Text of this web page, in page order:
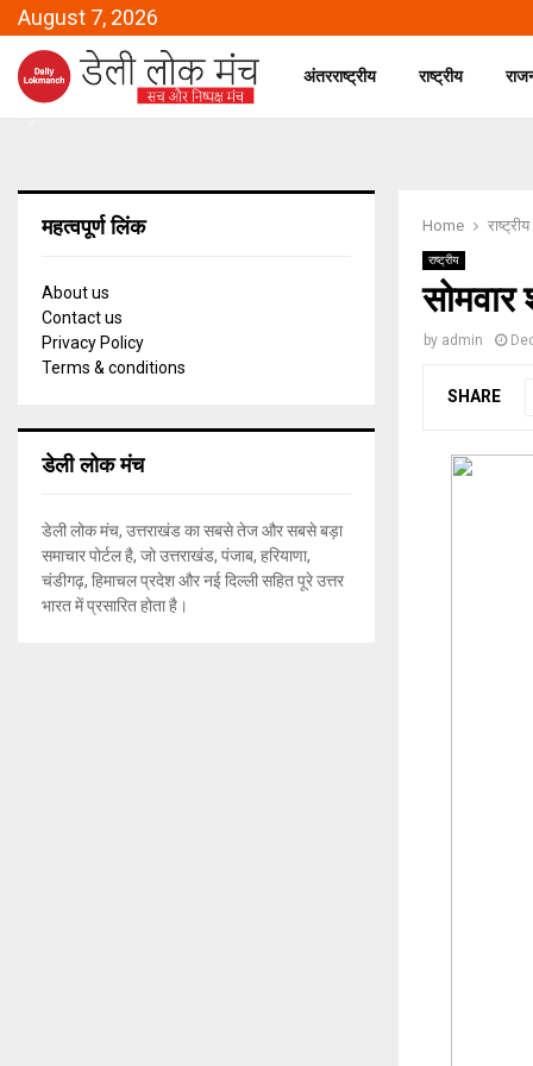
August 7, 2026
अंतरराष्ट्रीय राष्ट्रीय
Home राष्ट्रीय
राष्ट्रीय
by admin
SHARE
महत्वपूर्ण लिंक
About us
Contact us
Privacy Policy
Terms & conditions
डेली लोक मंच
डेली लोक मंच, उत्तराखंड का सबसे तेज और सबसे बड़ा
समाचार पोर्टल है, जो उत्तराखंड, पंजाब, हरियाणा,
चंडीगढ़, हिमाचल प्रदेश और नई दिल्ली सहित पूरे उत्तर
भारत में प्रसारित होता है।